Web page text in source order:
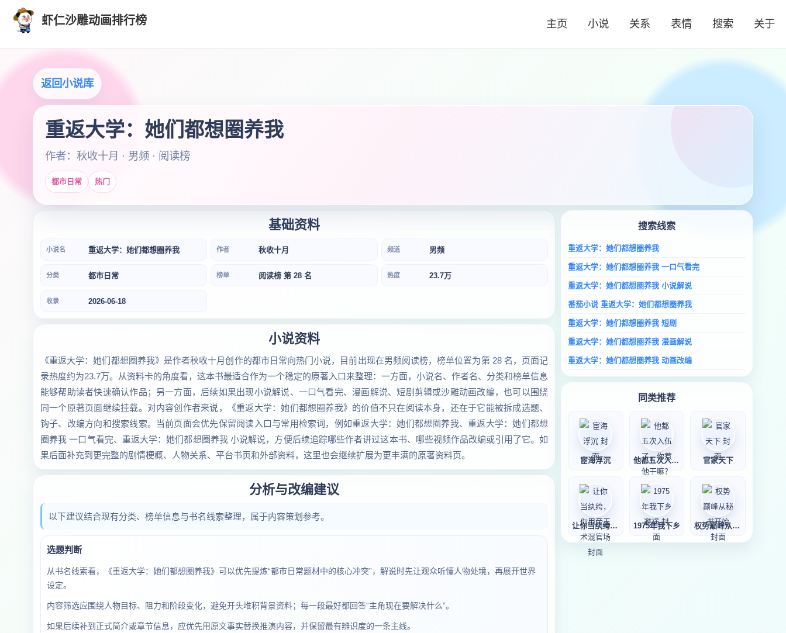
虾仁沙雕动画排行榜 主页 小说 关系 表情 搜索 关于
返回小说库
重返大学：她们都想圈养我
作者：秋收十月 · 男频 · 阅读榜
都市日常 热门
基础资料
小说名 重返大学：她们都想圈养我 作者 秋收十月 频道 男频
分类 都市日常 榜单 阅读榜 第 28 名 热度 23.7万
收录 2026-06-18
小说资料
《重返大学：她们都想圈养我》是作者秋收十月创作的都市日常向热门小说，目前出现在男频阅读榜，榜单位置为第 28 名，页面记
录热度约为23.7万。从资料卡的角度看，这本书最适合作为一个稳定的原著入口来整理：一方面，小说名、作者名、分类和榜单信息
能够帮助读者快速确认作品；另一方面，后续如果出现小说解说、一口气看完、漫画解说、短剧剪辑或沙雕动画改编，也可以围绕
同一个原著页面继续挂载。对内容创作者来说，《重返大学：她们都想圈养我》的价值不只在阅读本身，还在于它能被拆成选题、
钩子、改编方向和搜索线索。当前页面会优先保留阅读入口与常用检索词，例如重返大学：她们都想圈养我、重返大学：她们都想
圈养我 一口气看完、重返大学：她们都想圈养我 小说解说，方便后续追踪哪些作者讲过这本书、哪些视频作品改编或引用了它。如
果后面补充到更完整的剧情梗概、人物关系、平台书页和外部资料，这里也会继续扩展为更丰满的原著资料页。
分析与改编建议
以下建议结合现有分类、榜单信息与书名线索整理，属于内容策划参考。
选题判断
从书名线索看，《重返大学：她们都想圈养我》可以优先提炼“都市日常题材中的核心冲突”，解说时先让观众听懂人物处境，再展开世界
设定。
内容筛选应围绕人物目标、阻力和阶段变化，避免开头堆积背景资料；每一段最好都回答“主角现在要解决什么”。
如果后续补到正式简介或章节信息，应优先用原文事实替换推演内容，并保留最有辨识度的一条主线。
搜索线索
重返大学：她们都想圈养我
重返大学：她们都想圈养我 一口气看完
重返大学：她们都想圈养我 小说解说
番茄小说 重返大学：她们都想圈养我
重返大学：她们都想圈养我 短剧
重返大学：她们都想圈养我 漫画解说
重返大学：她们都想圈养我 动画改编
同类推荐
宦海浮沉 他都五次入伍了， 官家天下
让你当纨绔，你用 1975年我下乡 权势巅峰从秘书开